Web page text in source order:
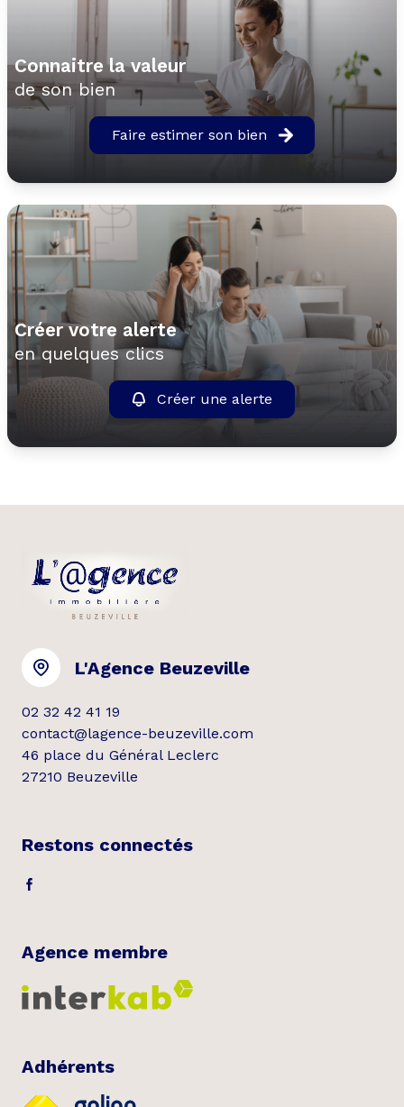
Connaitre la valeur
de son bien
Faire estimer son bien
Créer votre alerte
en quelques clics
Créer une alerte
L'Agence Beuzeville
02 32 42 41 19
contact@lagence-beuzeville.com
46 place du Général Leclerc
27210 Beuzeville
Restons connectés
Agence membre
Adhérents